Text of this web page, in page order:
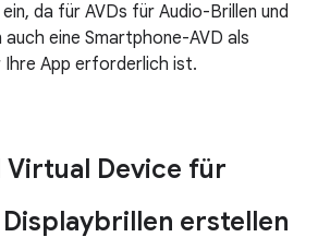
da für AVDs für Audio-Brillen und
auch eine Smartphone-AVD als
App erforderlich ist.
Device für
erstellen